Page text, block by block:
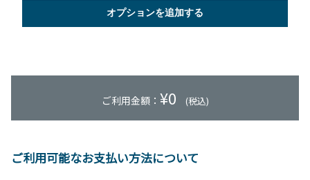
オプションを追加する
ご利用金額： ¥0 (税込)
ご利用可能なお支払い方法について